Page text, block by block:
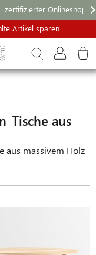
zertifizierter Onlineshop
Artikel sparen
Tische aus
aus massivem Holz